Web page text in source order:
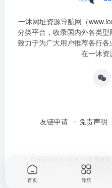
一沐网址资源导航网（
分类平台，收录国内外各类
致力于为广大用户推荐各行
在一沐资
友链申请 免责声明
OneNav
首页 导航